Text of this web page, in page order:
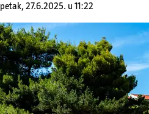
petak, 27.6.2025. u 11:22